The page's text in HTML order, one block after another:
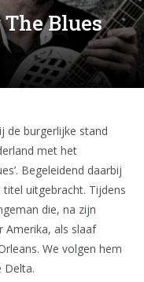
Blues
de burgerlijke stand
met het
Begeleidend daarbij
uitgebracht. Tijdens
die, na zijn
Amerika, als slaaf
We volgen hem
Delta.